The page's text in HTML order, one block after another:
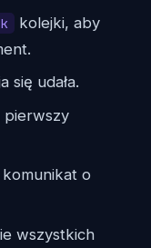
kolejki, aby
się udała.
pierwszy
o
wszystkich